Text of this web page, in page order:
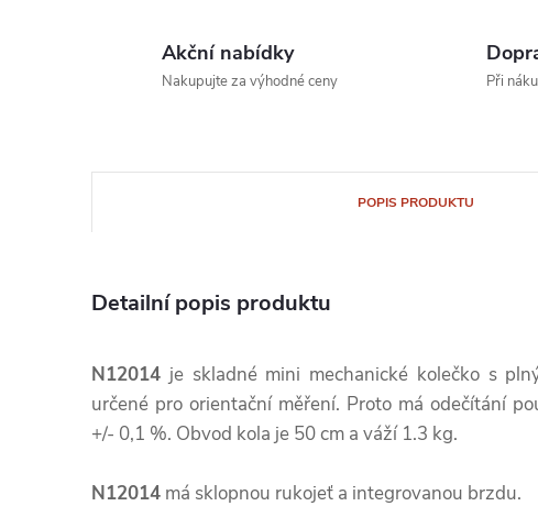
Akční nabídky
Nakupujte za výhodné ceny Při
POPIS PRODUKTU
Detailní popis produktu
N12014 je skladné mini mechanické kolečko s
určené pro orientační měření. Proto má odečítání
+/- 0,1 %. Obvod kola je 50 cm a váží 1.3 kg.
N12014 má sklopnou rukojeť a integrovanou brzdu.